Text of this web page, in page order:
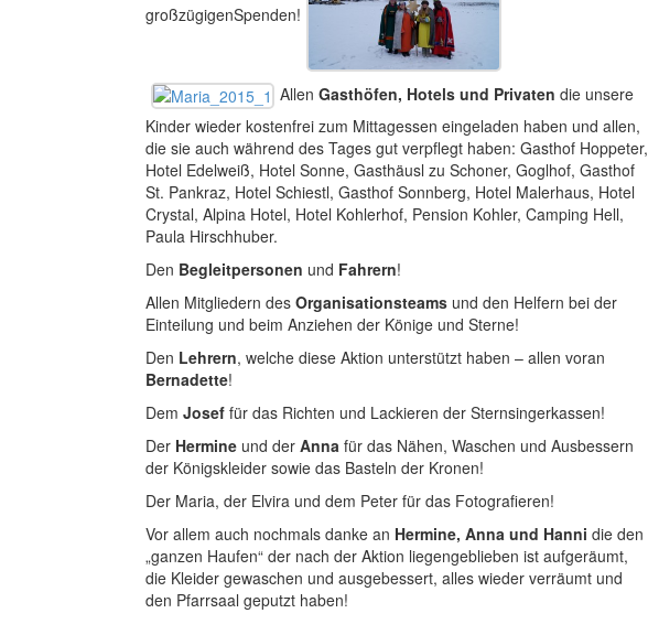
großzügigenSpenden!
Allen Gasthöfen, Hotels und Privaten die unsere
Kinder wieder kostenfrei zum Mittagessen eingeladen haben und allen,
die sie auch während des Tages gut verpflegt haben: Gasthof Hoppeter,
Hotel Edelweiß, Hotel Sonne, Gasthäusl zu Schoner, Goglhof, Gasthof
St. Pankraz, Hotel Schiestl, Gasthof Sonnberg, Hotel Malerhaus, Hotel
Crystal, Alpina Hotel, Hotel Kohlerhof, Pension Kohler, Camping Hell,
Paula Hirschhuber.
Den Begleitpersonen und Fahrern!
Allen Mitgliedern des Organisationsteams und den Helfern bei der
Einteilung und beim Anziehen der Könige und Sterne!
Den Lehrern, welche diese Aktion unterstützt haben – allen voran
Bernadette!
Dem Josef für das Richten und Lackieren der Sternsingerkassen!
Der Hermine und der Anna für das Nähen, Waschen und Ausbessern
der Königskleider sowie das Basteln der Kronen!
Der Maria, der Elvira und dem Peter für das Fotografieren!
Vor allem auch nochmals danke an Hermine, Anna und Hanni die den
„ganzen Haufen“ der nach der Aktion liegengeblieben ist aufgeräumt,
die Kleider gewaschen und ausgebessert, alles wieder verräumt und
den Pfarrsaal geputzt haben!